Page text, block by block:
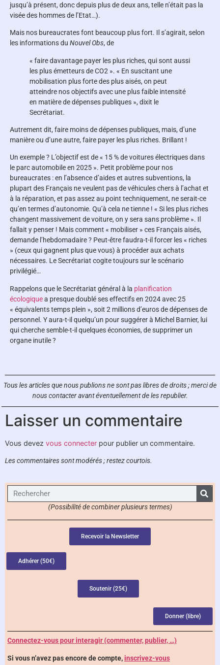
jusqu’à présent, donc depuis plus de deux ans, telle n’était pas la
visée des hommes de l’Etat…).
Mais nos bureaucrates font beaucoup plus fort. Il s’agirait, selon
les informations du Nouvel Obs, de
« faire davantage payer les plus riches, qui sont aussi
les plus émetteurs de CO2 ». « En suscitant une
mobilisation plus forte des plus aisés, on peut
atteindre nos objectifs avec une plus faible intensité
en matière de dépenses publiques », dixit le
Secrétariat.
Autrement dit, faire moins de dépenses publiques, mais, d’une
manière ou d’une autre, faire payer les plus riches. Brillant !
Un exemple ? L’objectif est de « 15 % de voitures électriques dans
le parc automobile en 2025 ». Petit problème pour nos
bureaucrates : en l’absence d’aides et autres subventions, la
plupart des Français ne veulent pas de véhicules chers à l’achat et
à la réparation, et pas assez au point techniquement, ne serait-ce
qu’en termes d’autonomie. Qu’à cela ne tienne ! « Si les plus riches
changent massivement de voiture, on y sera sans problème ». Il
fallait y penser ! Mais comment « mobiliser » ces Français aisés,
demande l’hebdomadaire ? Peut-être faudra-t-il forcer les « riches
» (ceux qui gagnent plus que vous) à procéder aux achats
nécessaires. Le Secrétariat cogite toujours sur le scénario
privilégié…
Rappelons que le Secrétariat général à la planification
écologiquea presque doublé ses effectifs en 2024 avec 25
« équivalents temps plein », soit 2 millions d’euros de dépenses de
personnel. Y aura-t-il quelqu’un pour suggérer à Michel Barnier, lui
qui cherche semble-t-il quelques économies, de supprimer un
organe inutile ?
Tous les articles que nous publions ne sont pas libres de droits ;merci de
nous contacter avant éventuellement de les republier.
Laisser un commentaire
Vous devez vous connecter pour publier un commentaire.
Les commentaires sont modérés ; restez courtois.
(Possibilité de combiner plusieurs termes)
Recevoir la Newsletter
Adhérer (50€)
Soutenir (25€)
Donner (libre)
Connectez-vous pour interagir (commenter, publier, …)
Si vous n’avez pas encore de compte, inscrivez-vous